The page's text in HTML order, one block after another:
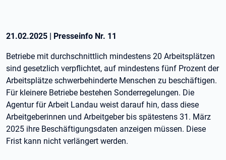
21.02.2025 | Presseinfo Nr. 11
Betriebe mit durchschnittlich mindestens 20 Arbeitsplätzen
sind gesetzlich verpflichtet, auf mindestens fünf Prozent der
Arbeitsplätze schwerbehinderte Menschen zu beschäftigen.
Für kleinere Betriebe bestehen Sonderregelungen. Die
Agentur für Arbeit Landau weist darauf hin, dass diese
Arbeitgeberinnen und Arbeitgeber bis spätestens 31. März
2025 ihre Beschäftigungsdaten anzeigen müssen. Diese
Frist kann nicht verlängert werden.